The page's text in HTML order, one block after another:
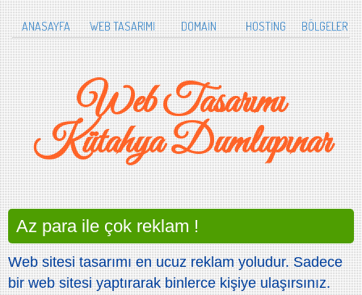
ANASAYFA WEB TASARIMI DOMAİN HOSTİNG BÖLGELER
Web Tasarımı
Kütahya Dumlupınar
Az para ile çok reklam !
Web sitesi tasarımı en ucuz reklam yoludur. Sadece
bir web sitesi yaptırarak binlerce kişiye ulaşırsınız.